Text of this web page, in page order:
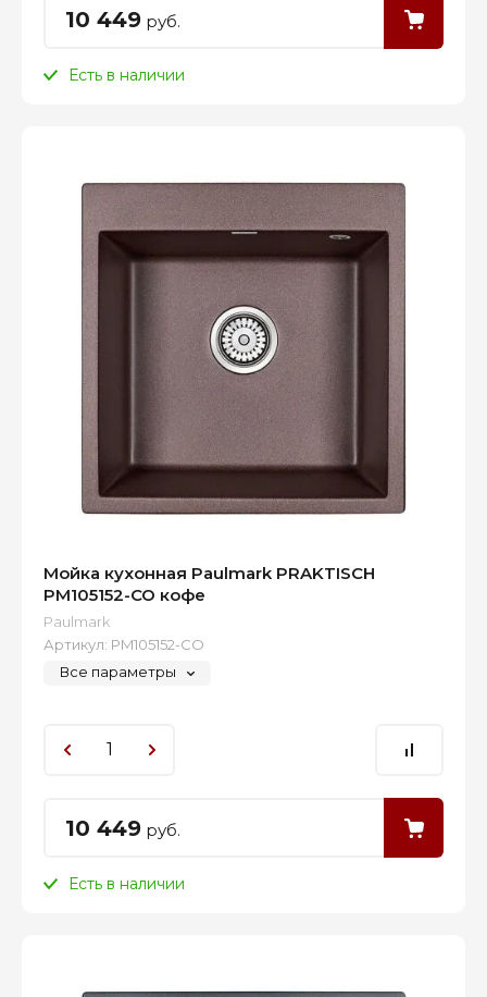
10 449 руб.
Есть в наличии
Мойка кухонная Paulmark PRAKTISCH
PM105152-CO кофе
Paulmark
Артикул: PM105152-CO
Все параметры
10 449 руб.
Есть в наличии